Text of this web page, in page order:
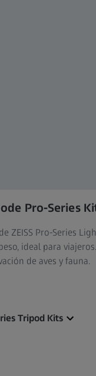
Pro-Series
ZEISS Pro-Series
ideal para
de aves y fauna.
Tripod Kits